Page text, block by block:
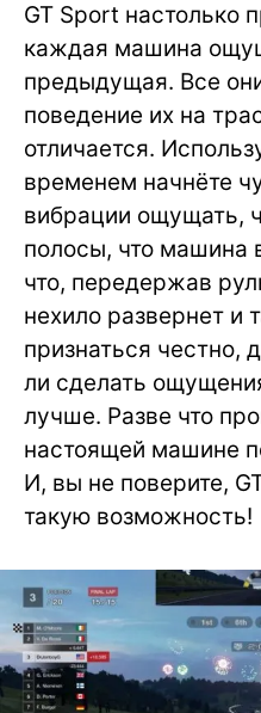
GT Sport настолько
каждая машина
предыдущая. Все
поведение их на
отличается.
временем начнёте
вибрации ощущать,
полосы, что машина
что, передержав
нехило развернет и
признаться
ли сделать
лучше. Разве что
настоящей машине
И, вы не поверите,
такую возможность!